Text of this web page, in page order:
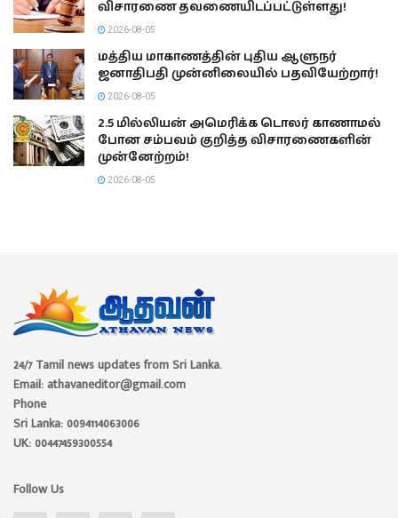
விசாரணை தவணையிடப்பட்டுள்ளது!
2026-08-05
மத்திய மாகாணத்தின் புதிய ஆளுநர்
ஜனாதிபதி முன்னிலையில் பதவியேற்றார்!
2026-08-05
2.5 மில்லியன் அமெரிக்க டொலர் காணாமல்
போன சம்பவம் குறித்த விசாரணைகளின்
முன்னேற்றம்!
2026-08-05
24/7 Tamil news updates from Sri Lanka.
Email: athavaneditor@gmail.com
Phone
Sri Lanka: 0094114063006
UK: 00447459300554
Follow Us